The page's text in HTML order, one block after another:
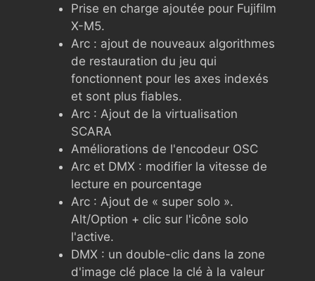
Prise en charge ajoutée pour Fujifilm
X-M5.
Arc : ajout de nouveaux algorithmes
de restauration du jeu qui
fonctionnent pour les axes indexés
et sont plus fiables.
Arc : Ajout de la virtualisation
SCARA
Améliorations de l'encodeur OSC
Arc et DMX : modifier la vitesse de
lecture en pourcentage
Arc : Ajout de « super solo ».
Alt/Option + clic sur l'icône solo
l'active.
DMX : un double-clic dans la zone
d'image clé place la clé à la valeur